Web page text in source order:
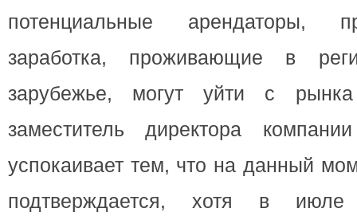
потенциальные арендаторы,
заработка, проживающие в
зарубежье, могут уйти с
заместитель директора
успокаивает тем, что на данный
подтверждается, хотя в